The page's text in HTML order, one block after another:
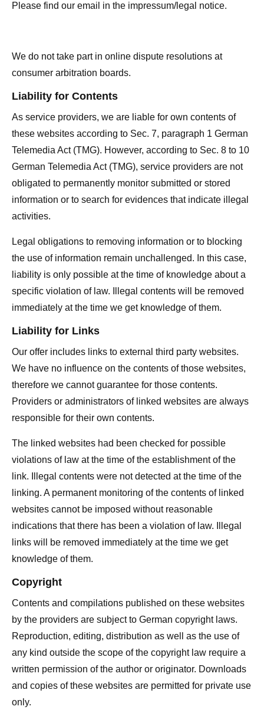
Please find our email in the impressum/legal notice.
We do not take part in online dispute resolutions at
consumer arbitration boards.
Liability for Contents
As service providers, we are liable for own contents of
these websites according to Sec. 7, paragraph 1 German
Telemedia Act (TMG). However, according to Sec. 8 to 10
German Telemedia Act (TMG), service providers are not
obligated to permanently monitor submitted or stored
information or to search for evidences that indicate illegal
activities.
Legal obligations to removing information or to blocking
the use of information remain unchallenged. In this case,
liability is only possible at the time of knowledge about a
specific violation of law. Illegal contents will be removed
immediately at the time we get knowledge of them.
Liability for Links
Our offer includes links to external third party websites.
We have no influence on the contents of those websites,
therefore we cannot guarantee for those contents.
Providers or administrators of linked websites are always
responsible for their own contents.
The linked websites had been checked for possible
violations of law at the time of the establishment of the
link. Illegal contents were not detected at the time of the
linking. A permanent monitoring of the contents of linked
websites cannot be imposed without reasonable
indications that there has been a violation of law. Illegal
links will be removed immediately at the time we get
knowledge of them.
Copyright
Contents and compilations published on these websites
by the providers are subject to German copyright laws.
Reproduction, editing, distribution as well as the use of
any kind outside the scope of the copyright law require a
written permission of the author or originator. Downloads
and copies of these websites are permitted for private use
only.